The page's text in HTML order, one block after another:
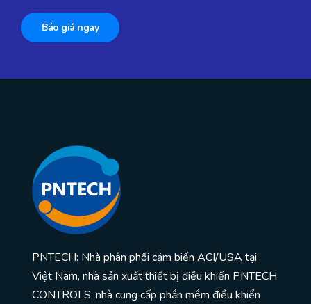
Báo giá ngay
PNTECH: Nhà phân phối cảm biến ACI/USA tại
Việt Nam, nhà sản xuất thiết bị điều khiển PNTECH
CONTROLS, nhà cung cấp phần mềm điều khiển